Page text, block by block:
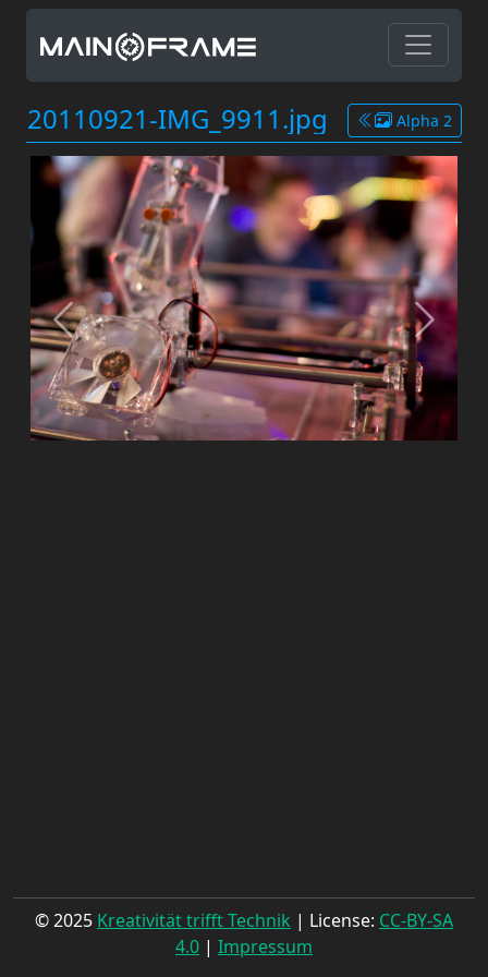
20110921-IMG_9911.jpg Alpha 2
© 2025 Kreativität trifft Technik | License: CC-BY-SA
4.0 | Impressum